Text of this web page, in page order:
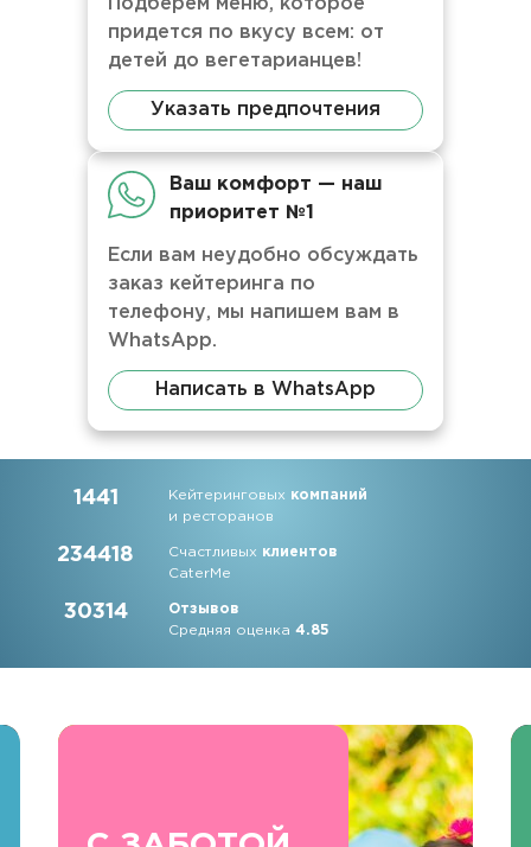
Подберем меню, которое
придется по вкусу всем: от
детей до вегетарианцев!
Указать предпочтения
Ваш комфорт — наш
приоритет №1
Если вам неудобно обсуждать
заказ кейтеринга по
телефону, мы напишем вам в
WhatsApp.
Написать в WhatsApp
1441 Кейтеринговых компаний
и ресторанов
234418 Счастливых клиентов
CaterMe
30314
Отзывов
Средняя оценка4.85